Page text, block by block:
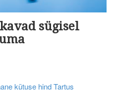
sügisel
kütuse hind Tartus